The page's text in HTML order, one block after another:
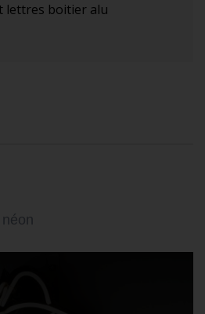
lettres boitier alu